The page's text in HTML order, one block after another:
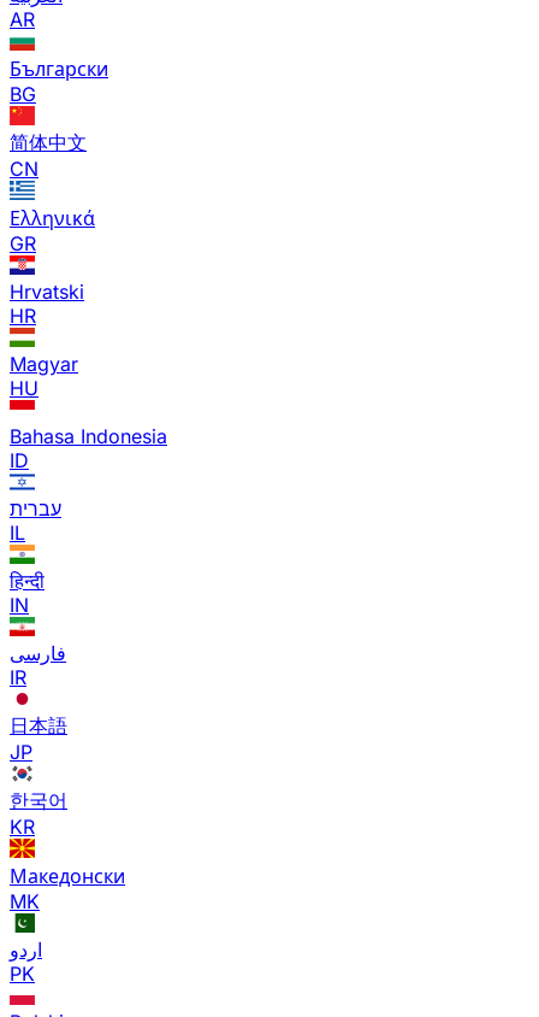
AR
Български
BG
简体中文
CN
Ελληνικά
GR
Hrvatski
HR
Magyar
HU
Bahasa Indonesia
ID
עברית
IL
हिन्दी
IN
فارسی
IR
日本語
JP
한국어
KR
Македонски
MK
اردو
PK